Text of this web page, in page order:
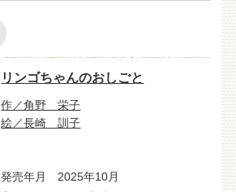
リンゴちゃんのおしごと
作／角野 栄子
絵／長崎 訓子
発売年月 2025年10月